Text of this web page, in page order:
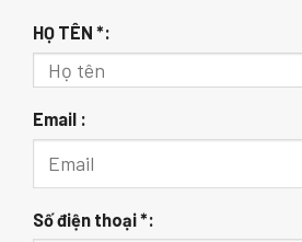
HỌ TÊN *:
Email :
Số điện thoại *: